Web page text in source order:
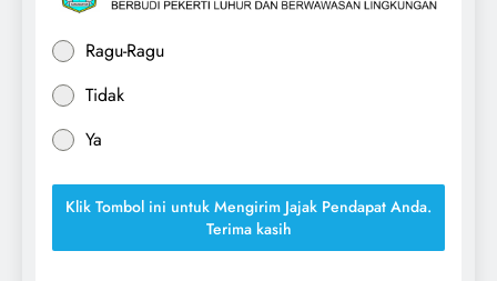
Ragu-Ragu
Tidak
Ya
Klik Tombol ini untuk Mengirim Jajak Pendapat Anda.
Terima kasih